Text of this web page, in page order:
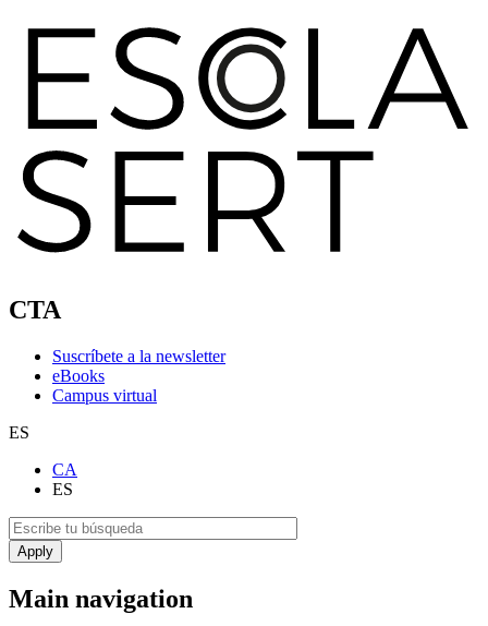
CTA
Suscríbete a la newsletter
eBooks
Campus virtual
ES
CA
ES
Main navigation